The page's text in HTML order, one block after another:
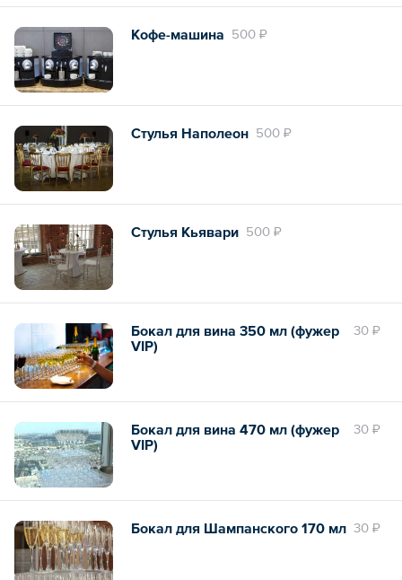
500 ₽
Кофе-машина
500 ₽
Стулья Наполеон
500 ₽
Стулья Кьявари
30 ₽
Бокал для вина 350 мл (фужер
VIP)
30 ₽
Бокал для вина 470 мл (фужер
VIP)
30 ₽
Бокал для Шампанского 170 мл